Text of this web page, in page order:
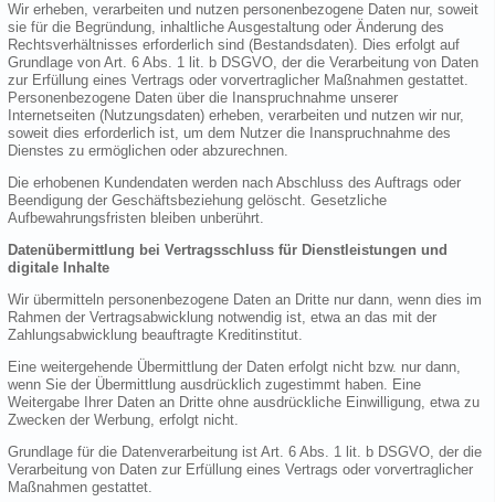
Wir erheben, verarbeiten und nutzen personenbezogene Daten nur, soweit
sie für die Begründung, inhaltliche Ausgestaltung oder Änderung des
Rechtsverhältnisses erforderlich sind (Bestandsdaten). Dies erfolgt auf
Grundlage von Art. 6 Abs. 1 lit. b DSGVO, der die Verarbeitung von Daten
zur Erfüllung eines Vertrags oder vorvertraglicher Maßnahmen gestattet.
Personenbezogene Daten über die Inanspruchnahme unserer
Internetseiten (Nutzungsdaten) erheben, verarbeiten und nutzen wir nur,
soweit dies erforderlich ist, um dem Nutzer die Inanspruchnahme des
Dienstes zu ermöglichen oder abzurechnen.
Die erhobenen Kundendaten werden nach Abschluss des Auftrags oder
Beendigung der Geschäftsbeziehung gelöscht. Gesetzliche
Aufbewahrungsfristen bleiben unberührt.
Datenübermittlung bei Vertragsschluss für Dienstleistungen und
digitale Inhalte
Wir übermitteln personenbezogene Daten an Dritte nur dann, wenn dies im
Rahmen der Vertragsabwicklung notwendig ist, etwa an das mit der
Zahlungsabwicklung beauftragte Kreditinstitut.
Eine weitergehende Übermittlung der Daten erfolgt nicht bzw. nur dann,
wenn Sie der Übermittlung ausdrücklich zugestimmt haben. Eine
Weitergabe Ihrer Daten an Dritte ohne ausdrückliche Einwilligung, etwa zu
Zwecken der Werbung, erfolgt nicht.
Grundlage für die Datenverarbeitung ist Art. 6 Abs. 1 lit. b DSGVO, der die
Verarbeitung von Daten zur Erfüllung eines Vertrags oder vorvertraglicher
Maßnahmen gestattet.